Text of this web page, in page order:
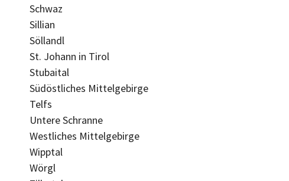
Schwaz
Sillian
Söllandl
St. Johann in Tirol
Stubaital
Südöstliches Mittelgebirge
Telfs
Untere Schranne
Westliches Mittelgebirge
Wipptal
Wörgl